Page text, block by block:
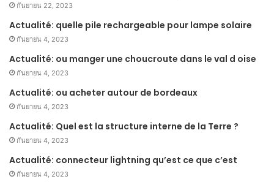
กันยายน 22, 2023
Actualité: quelle pile rechargeable pour lampe solaire
กันยายน 4, 2023
Actualité: ou manger une choucroute dans le val d oise
กันยายน 4, 2023
Actualité: ou acheter autour de bordeaux
กันยายน 4, 2023
Actualité: Quel est la structure interne de la Terre ?
กันยายน 4, 2023
Actualité: connecteur lightning qu’est ce que c’est
กันยายน 4, 2023